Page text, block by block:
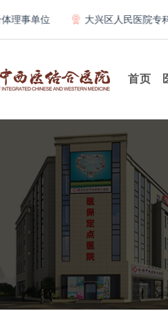
单位 大兴区人民医院专科联
首页